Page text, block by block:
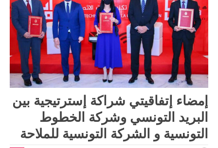
إمضاء إتفاقيتي شراكة إسترتيجية بين
البريد التونسي وشركة الخطوط
التونسية و الشركة التونسية للملاحة